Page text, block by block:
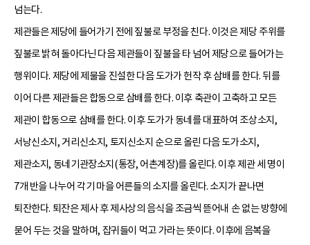
넘는다.
제관들은 제당에 들어가기 전에 짚불로 부정을 친다. 이것은 제당 주위를
짚불로 밝혀 돌아다닌 다음 제관들이 짚불을 타 넘어 제당으로 들어가는
행위이다. 제당에 제물을 진설한 다음 도가가 헌작 후 삼배를 한다. 뒤를
이어 다른 제관들은 합동으로 삼배를 한다. 이후 축관이 고축하고 모든
제관이 합동으로 삼배를 한다. 이후 도가가 동네를 대표하여 조상소지,
서낭신소지, 거리신소지, 토지신소지 순으로 올린 다음 도가소지,
제관소지, 동네기관장소지(통장, 어촌계장)를 올린다. 이후 제관 세 명이
7개 반을 나누어 각기 마을 어른들의 소지를 올린다. 소지가 끝나면
퇴잔한다. 퇴잔은 제사 후 제사상의 음식을 조금씩 뜯어내 손 없는 방향에
묻어 두는 것을 말하며, 잡귀들이 먹고 가라는 뜻이다. 이후에 음복을